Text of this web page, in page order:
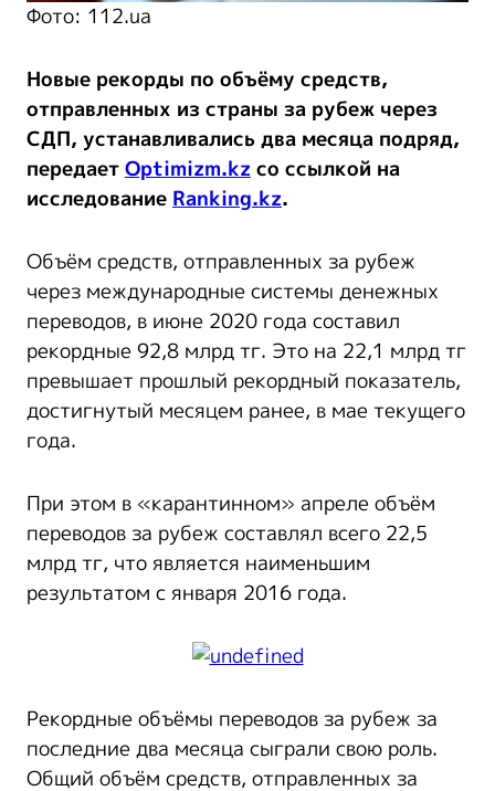
Фото: 112.ua
Новые рекорды по объёму средств,
отправленных из страны за рубеж через
СДП, устанавливались два месяца подряд,
передаетOptimizm.kz со ссылкой на
исследование Ranking.kz.
Объём средств, отправленных за рубеж
через международные системы денежных
переводов, в июне 2020 года составил
рекордные 92,8 млрд тг. Это на 22,1 млрд тг
превышает прошлый рекордный показатель,
достигнутый месяцем ранее, в мае текущего
года.
При этом в «карантинном» апреле объём
переводов за рубеж составлял всего 22,5
млрд тг, что является наименьшим
результатом с января 2016 года.
Рекордные объёмы переводов за рубеж за
последние два месяца сыграли свою роль.
Общий объём средств, отправленных за